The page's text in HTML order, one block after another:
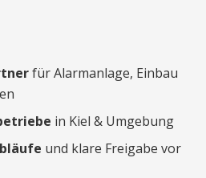
für Alarmanlage, Einbau
in Kiel & Umgebung
und klare Freigabe vor